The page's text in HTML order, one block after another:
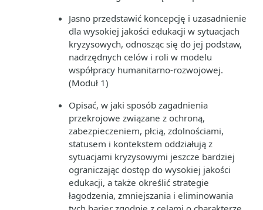
Jasno przedstawić koncepcję i uzasadnienie
dla wysokiej jakości edukacji w sytuacjach
kryzysowych, odnosząc się do jej podstaw,
nadrzędnych celów i roli w modelu
współpracy humanitarno-rozwojowej.
(Moduł 1)
Opisać, w jaki sposób zagadnienia
przekrojowe związane z ochroną,
zabezpieczeniem, płcią, zdolnościami,
statusem i kontekstem oddziałują z
sytuacjami kryzysowymi jeszcze bardziej
ograniczając dostęp do wysokiej jakości
edukacji, a także określić strategie
łagodzenia, zmniejszania i eliminowania